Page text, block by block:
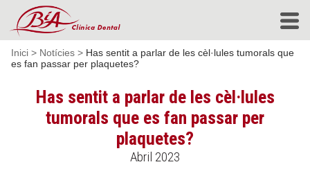
Inici > Notícies >Has sentit a parlar de les cèl·lules tumorals que
es fan passar per plaquetes?
Has sentit a parlar de les cèl·lules
tumorals que es fan passar per
plaquetes?
Abril 2023